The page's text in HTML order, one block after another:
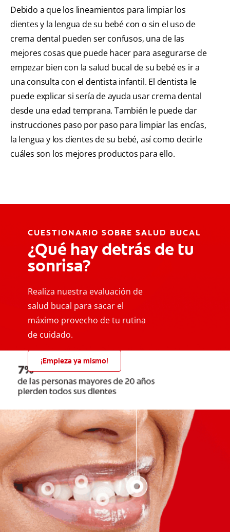
Debido a que los lineamientos para limpiar los
dientes y la lengua de su bebé con o sin el uso de
crema dental pueden ser confusos, una de las
mejores cosas que puede hacer para asegurarse de
empezar bien con la salud bucal de su bebé es ir a
una consulta con el dentista infantil. El dentista le
puede explicar si sería de ayuda usar crema dental
desde una edad temprana. También le puede dar
instrucciones paso por paso para limpiar las encías,
la lengua y los dientes de su bebé, así como decirle
cuáles son los mejores productos para ello.
CUESTIONARIO SOBRE SALUD BUCAL
¿Qué hay detrás de tu
sonrisa?
Realiza nuestra evaluación de
salud bucal para sacar el
máximo provecho de tu rutina
de cuidado.
¡Empieza ya mismo!